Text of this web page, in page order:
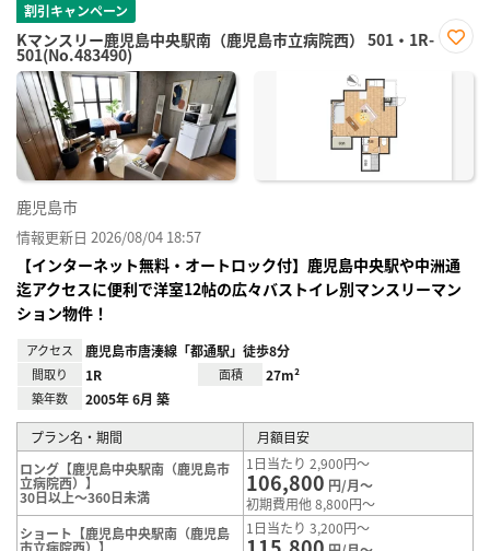
割引キャンペーン
Kマンスリー鹿児島中央駅南（鹿児島市立病院西） 501・1R-
501(No.483490)
に入
鹿児島市
情報更新日 2026/08/04 18:57
【インターネット無料・オートロック付】鹿児島中央駅や中洲通
迄アクセスに便利で洋室12帖の広々バストイレ別マンスリーマン
ション物件！
アクセス 鹿児島市唐湊線「都通駅」徒歩8分
間取り 1R 面積 27m²
築年数 2005年 6月 築
プラン名・期間
月額目安
ロング【鹿児島中央駅南（鹿児島市
立病院西）】
30日以上～360日未満
1日当たり 2,900円～
106,800 円/月～
初期費用他 8,800円～
ショート【鹿児島中央駅南（鹿児島
1日当たり 3,200円～